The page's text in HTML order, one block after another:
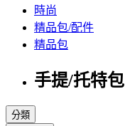
時尚
精品包/配件
精品包
手提/托特包
分類